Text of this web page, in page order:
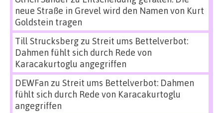
neue Straße in Grevel wird den Namen von Kurt
Goldstein tragen
Till Strucksbergzu Streit ums Bettelverbot:
Dahmen fühlt sich durch Rede von
Karacakurtoglu angegriffen
DEWFan zu Streit ums Bettelverbot: Dahmen
fühlt sich durch Rede von Karacakurtoglu
angegriffen